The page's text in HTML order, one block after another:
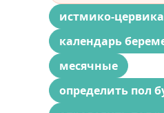
истмико-
календарь
месячные
определить пол